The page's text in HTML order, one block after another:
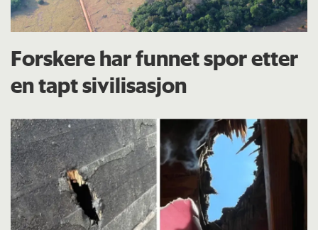
Forskere har funnet spor etter
en tapt sivilisasjon